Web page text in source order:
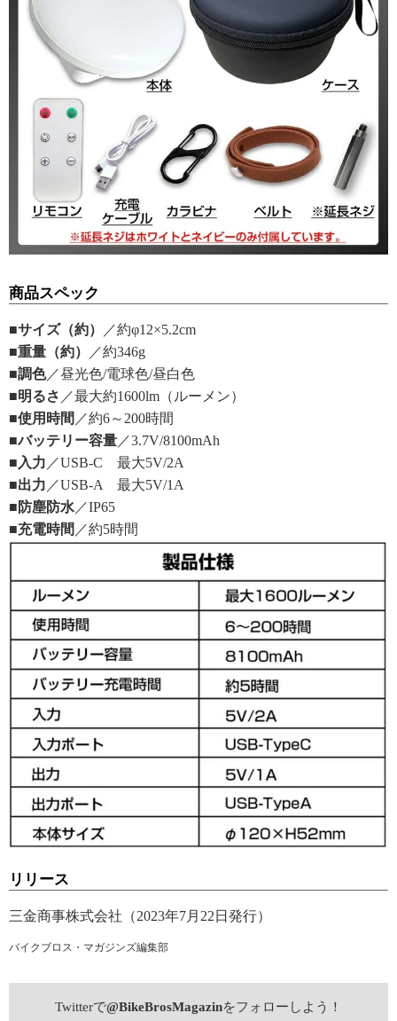
商品スペック
■サイズ（約）
／約φ12×5.2cm
■重量（約）
／約346g
■調色／昼光色/電球色/昼白色
■明るさ ／最大約1600lm（ルーメン）
■使用時間 ／約6～200時間
■バッテリー容量 ／3.7V/8100mAh
■入力 ／USB-C 最大5V/2A
■出力 ／USB-A 最大5V/1A
■防塵防水 ／IP65
■充電時間 ／約5時間
リリース
三金商事株式会社（2023年7月22日発行）
バイクブロス・マガジンズ編集部
Twitterで@BikeBrosMagazinをフォローしよう！